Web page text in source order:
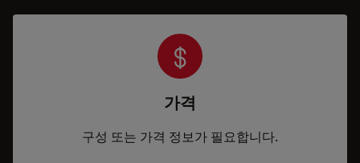
가격
구성 또는 가격 정보가 필요합니다.